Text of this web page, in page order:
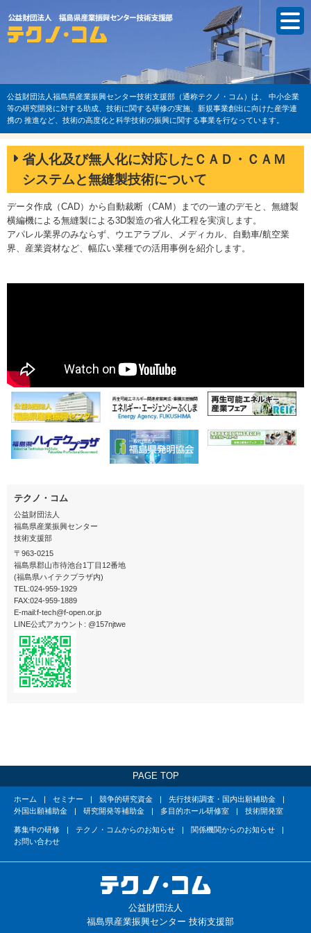
公益財団法人福島県産業振興センター技術支援部（通称テクノ・コム）は、
中小企業
等の研究開発に対する助成、技術に関する研修の実施、新規事業創出に向けた産学連
携の 推進など、技術の高度化と科学技術の振興に関する事業を行なっています。
省人化及び無人化に対応したＣＡＤ・ＣＡＭ
システムと無縫製技術について
データ作成（CAD）から自動裁断（CAM）までの一連のデモと、無縫製
横編機による無縫製による3D製造の省人化工程を実演します。
アパレル業界のみならず、ウエアラブル、メディカル、自動車/航空業
界、産業資材など、幅広い業種での活用事例を紹介します。
テクノ・コム
公益財団法人
福島県産業振興センター
技術支援部
〒963-0215
福島県郡山市待池台1丁目12番地
(福島県ハイテクプラザ内)
TEL:024-959-1929
FAX:024-959-1889
E-mail:f-tech@f-open.or.jp
LINE公式アカウント: @157njtwe
PAGE TOP
ホーム セミナー 競争的研究資金
先行技術調査・国内出願補助金
外国出願補助金
研究開発等補助金 多目的ホール研修室 技術開発室
募集中の研修 テクノ・コムからのお知らせ
関係機関からのお知らせ
お問い合わせ
公益財団法人
福島県産業振興センター 技術支援部